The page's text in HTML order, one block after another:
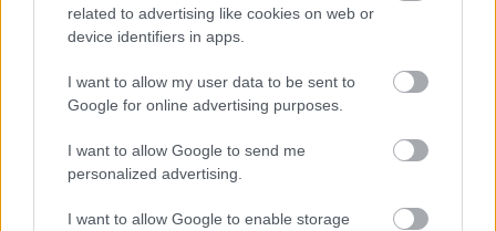
related to advertising like cookies on web or
device identifiers in apps.
I want to allow my user data to be sent to
Google for online advertising purposes.
I want to allow Google to send me
personalized advertising.
I want to allow Google to enable storage